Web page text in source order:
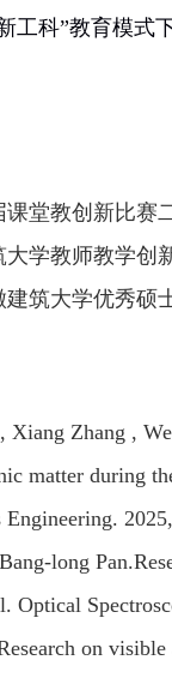
工科”教育模式
堂教创新比赛
学教师教学创
筑大学优秀硕
Xiang Zhang ,
matter during
Engineering.
long
Optical
on